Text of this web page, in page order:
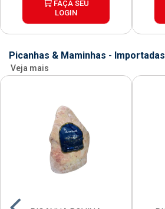
FAÇA SEU
LOGIN
Picanhas & Maminhas - Importadas
Veja mais